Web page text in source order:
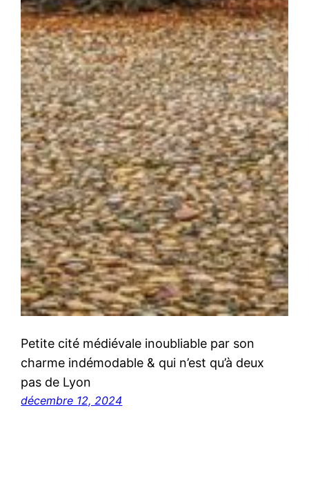
Petite cité médiévale inoubliable par son
charme indémodable & qui n’est qu’à deux
pas de Lyon
décembre 12, 2024